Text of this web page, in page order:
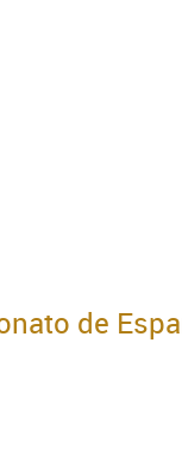
de